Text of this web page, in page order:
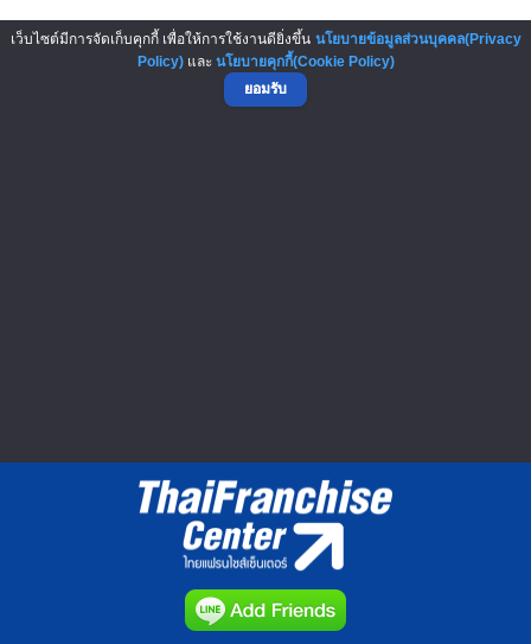
โอกาสสู่การเป็นผู้ประกอบการสถานี
บริการน้ำมันเชลล์ บริษัทพลังงานระดับ
โลก...
เว็บไซต์มีการจัดเก็บคุกกี้ เพื่อให้การใช้งานดียิ่งขึ้น นโยบายข้อมูลส่วนบุคคล(Privacy
Policy)และ นโยบายคุกกี้(Cookie Policy)
ยอมรับ